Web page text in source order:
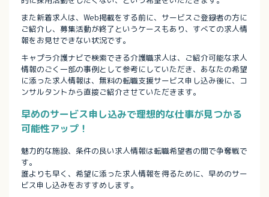
また新着求人は、Web掲載をする前に、サービスご登録者の方に
ご紹介し、募集活動が終了というケースもあり、すべての求人情
報をお見せできない状況です。
キャプラ介護ナビで検索できる介護職求人は、ご紹介可能な求人
情報のごく一部の事例として参考にしていただき、あなたの希望
に添った求人情報は、無料の転職支援サービス申し込み後に、コ
ンサルタントから直接ご紹介させていただきます。
早めのサービス申し込みで理想的な仕事が見つかる
可能性アップ！
魅力的な施設、条件の良い求人情報は転職希望者の間で争奪戦で
す。
誰よりも早く、希望に添った求人情報を得るために、早めのサー
ビス申し込みをおすすめします。